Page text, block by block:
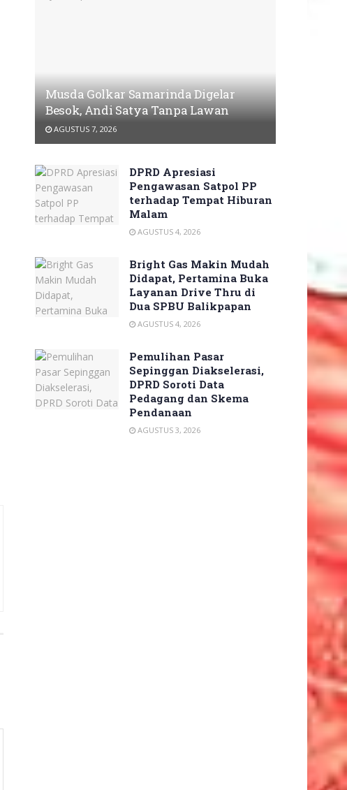
Musda Golkar Samarinda Digelar
Besok, Andi Satya Tanpa Lawan
AGUSTUS 7, 2026
DPRD Apresiasi
Pengawasan Satpol PP
terhadap Tempat Hiburan
Malam
AGUSTUS 4, 2026
Bright Gas Makin Mudah
Didapat, Pertamina Buka
Layanan Drive Thru di
Dua SPBU Balikpapan
AGUSTUS 4, 2026
Pemulihan Pasar
Sepinggan Diakselerasi,
DPRD Soroti Data
Pedagang dan Skema
Pendanaan
AGUSTUS 3, 2026